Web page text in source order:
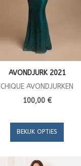
AVONDJURK 2021
CHIQUE AVONDJURKEN
100,00 €
BEKIJK OPTIES